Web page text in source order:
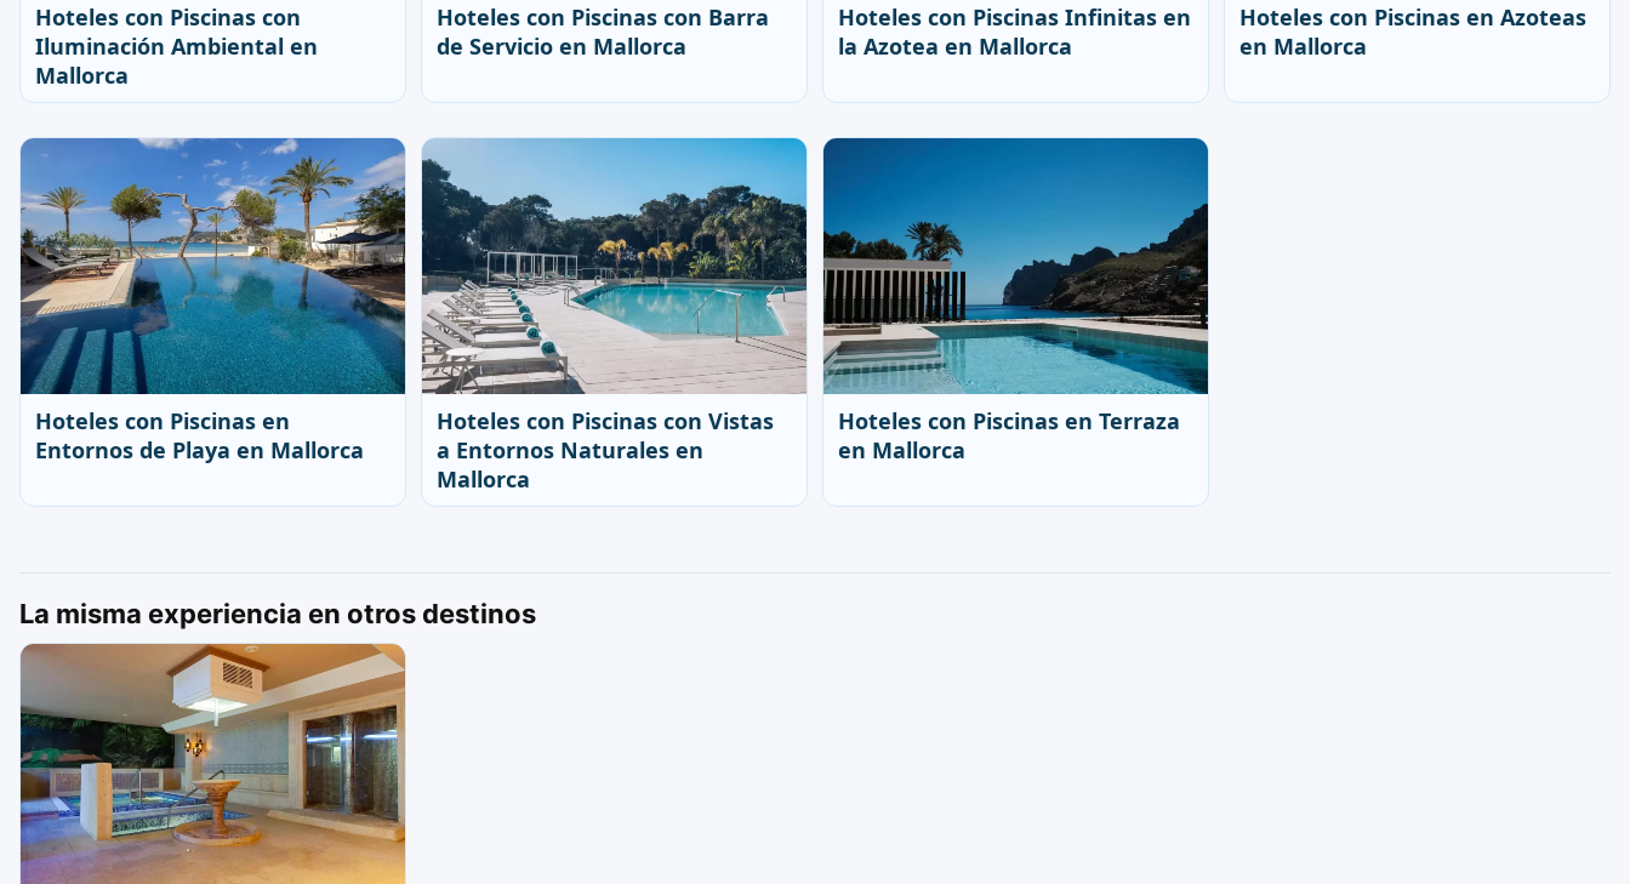
Hoteles con Piscinas con
Iluminación Ambiental en
Mallorca
Hoteles con Piscinas con Barra
de Servicio en Mallorca
Hoteles con Piscinas Infinitas en
la Azotea en Mallorca
Hoteles con Piscinas en Azoteas
en Mallorca
Hoteles con Piscinas en
Entornos de Playa en Mallorca
Hoteles con Piscinas con Vistas
a Entornos Naturales en
Mallorca
Hoteles con Piscinas en Terraza
en Mallorca
La misma experiencia en otros destinos